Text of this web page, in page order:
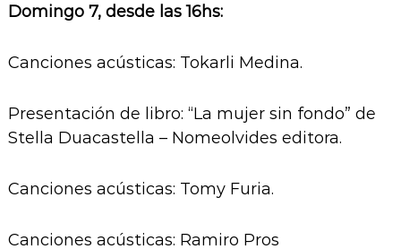
Domingo 7, desde las 16hs:
Canciones acústicas: Tokarli Medina.
Presentación de libro: “La mujer sin fondo” de
Stella Duacastella – Nomeolvides editora.
Canciones acústicas: Tomy Furia.
Canciones acústicas: Ramiro Pros